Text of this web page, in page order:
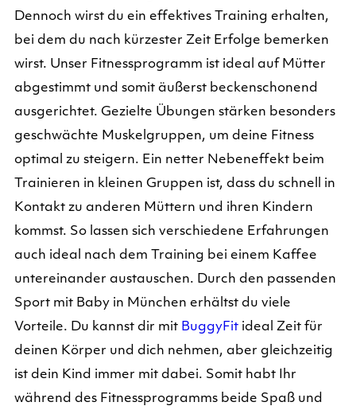
Dennoch wirst du ein effektives Training erhalten,
bei dem du nach kürzester Zeit Erfolge bemerken
wirst. Unser Fitnessprogramm ist ideal auf Mütter
abgestimmt und somit äußerst beckenschonend
ausgerichtet. Gezielte Übungen stärken besonders
geschwächte Muskelgruppen, um deine Fitness
optimal zu steigern. Ein netter Nebeneffekt beim
Trainieren in kleinen Gruppen ist, dass du schnell in
Kontakt zu anderen Müttern und ihren Kindern
kommst. So lassen sich verschiedene Erfahrungen
auch ideal nach dem Training bei einem Kaffee
untereinander austauschen. Durch den passenden
Sport mit Baby in München erhältst du viele
Vorteile. Du kannst dir mit BuggyFit ideal Zeit für
deinen Körper und dich nehmen, aber gleichzeitig
ist dein Kind immer mit dabei. Somit habt Ihr
während des Fitnessprogramms beide Spaß und